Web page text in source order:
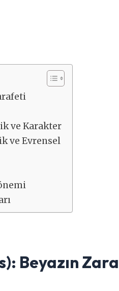
ve Karakter
ve Evrensel
Beyazın